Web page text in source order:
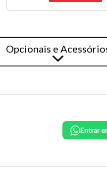
os atalhos Ctrl+ (para
Opcionais e
Entrar